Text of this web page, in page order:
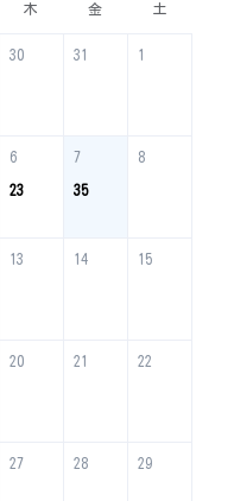
木 金 土
30 31 1
6
23
7
35
8
13 14 15
20 21 22
27 28 29